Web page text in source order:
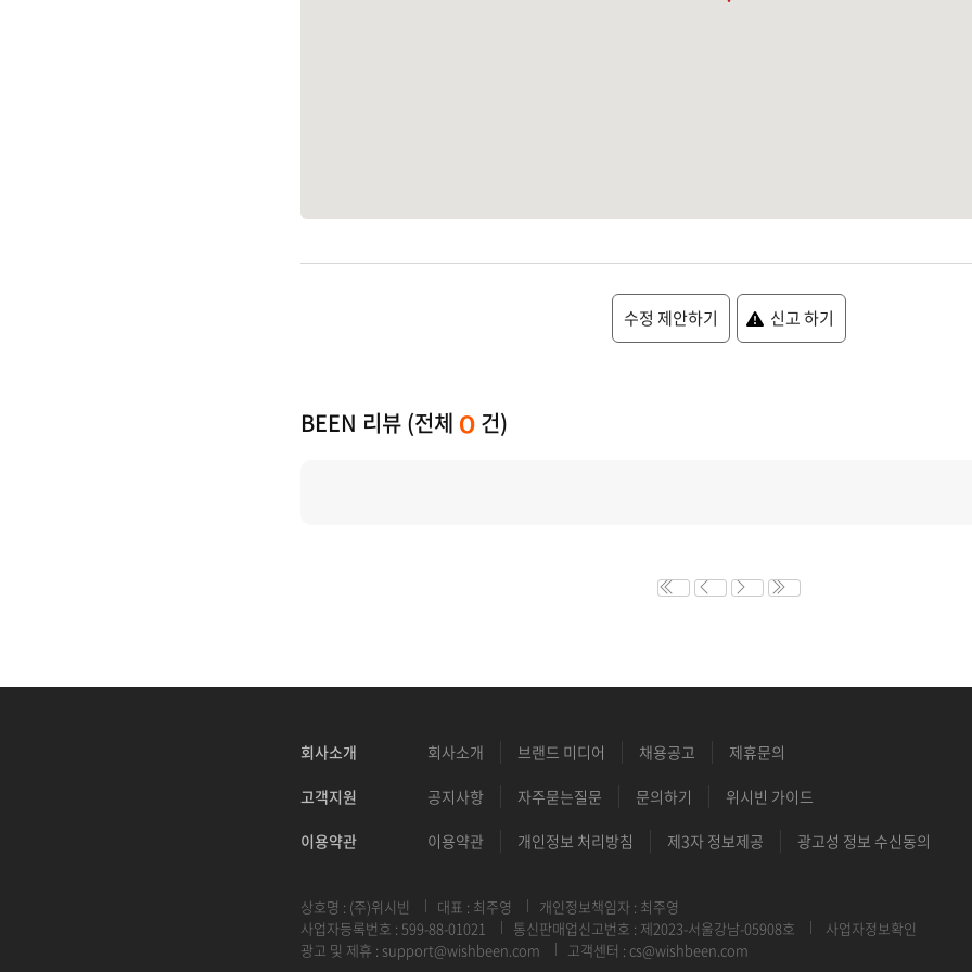
수정 제안하기 신고 하기
BEEN 리뷰 (전체 0 건)
회사소개 회사소개 브랜드 미디어 채용공고 제휴문의
고객지원 공지사항 자주묻는질문 문의하기 위시빈 가이드
이용약관 이용약관 개인정보 처리방침 제3자 정보제공 광고성 정보 수신동의
상호명 : (주)위시빈 대표 : 최주영
개인정보책임자 : 최주영
사업자등록번호 : 599-88-01021
통신판매업신고번호 : 제2023-서울강남-05908호
사업자정보확인
광고 및 제휴 : support@wishbeen.com 고객센터 : cs@wishbeen.com